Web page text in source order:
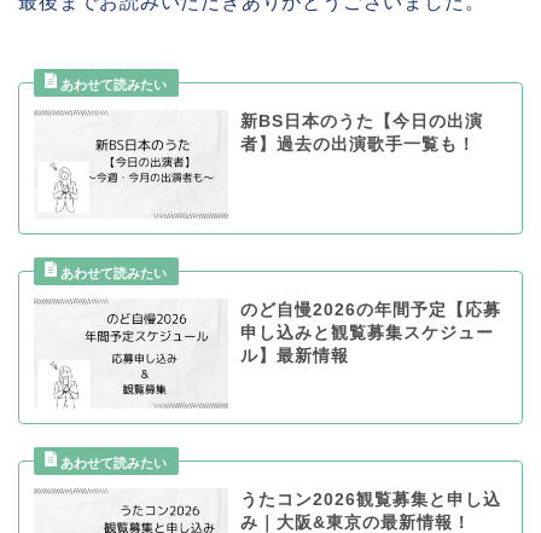
新BS日本のうた【今日の出演
者】過去の出演歌手一覧も！
のど自慢2026の年間予定【応募
申し込みと観覧募集スケジュー
ル】最新情報
うたコン2026観覧募集と申し込
み｜大阪&東京の最新情報！